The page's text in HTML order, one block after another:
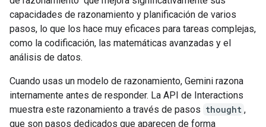
capacidades de razonamiento y planificación de varios
pasos, lo que los hace muy eficaces para tareas complejas,
como la codificación, las matemáticas avanzadas y el
análisis de datos.
Cuando usas un modelo de razonamiento, Gemini razona
internamente antes de responder. La API de Interactions
muestra este razonamiento a través de pasos thought ,
que son pasos dedicados que aparecen de forma